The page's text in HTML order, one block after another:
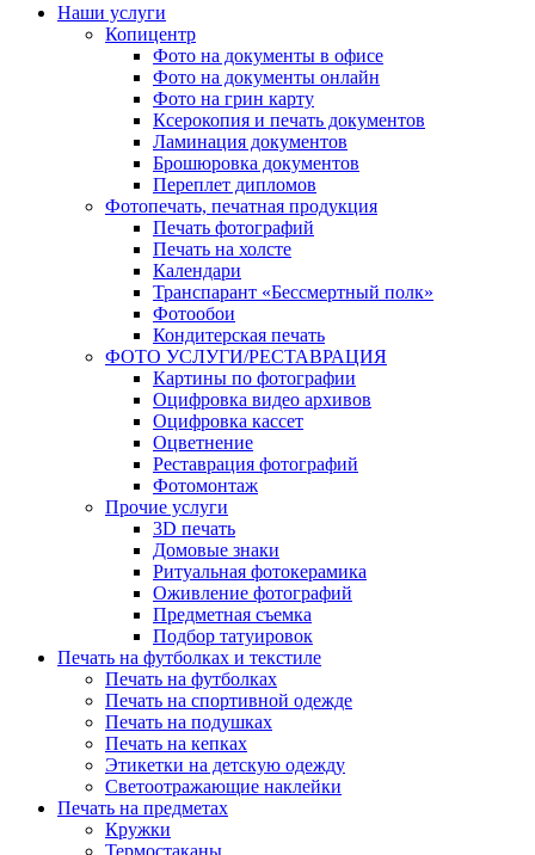
Наши услуги
Копицентр
Фото на документы в офисе
Фото на документы онлайн
Фото на грин карту
Ксерокопия и печать документов
Ламинация документов
Брошюровка документов
Переплет дипломов
Фотопечать, печатная продукция
Печать фотографий
Печать на холсте
Календари
Транспарант «Бессмертный полк»
Фотообои
Кондитерская печать
ФОТО УСЛУГИ/РЕСТАВРАЦИЯ
Картины по фотографии
Оцифровка видео архивов
Оцифровка кассет
Оцветнение
Реставрация фотографий
Фотомонтаж
Прочие услуги
3D печать
Домовые знаки
Ритуальная фотокерамика
Оживление фотографий
Предметная съемка
Подбор татуировок
Печать на футболках и текстиле
Печать на футболках
Печать на спортивной одежде
Печать на подушках
Печать на кепках
Этикетки на детскую одежду
Светоотражающие наклейки
Печать на предметах
Кружки
Термостаканы